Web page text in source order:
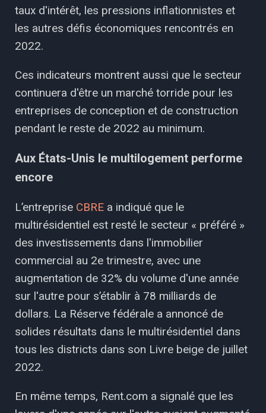
taux d'intérêt, les pressions inflationnistes et
les autres défis économiques rencontrés en
2022.
Ces indicateurs montrent aussi que le secteur
continuera d'être un marché torride pour les
entreprises de conception et de construction
pendant le reste de 2022 au minimum.
Aux États-Unis le multilogement performe
encore
L’entreprise CBRE a indiqué que le
multirésidentiel est resté le secteur « préféré »
des investissements dans l'immobilier
commercial au 2e trimestre, avec une
augmentation de 32% du volume d'une année
sur l'autre pour s’établir à 78 milliards de
dollars. La Réserve fédérale a annoncé de
solides résultats dans le multirésidentiel dans
tous les districts dans son Livre beige de juillet
2022.
En même temps, Rent.com a signalé que les